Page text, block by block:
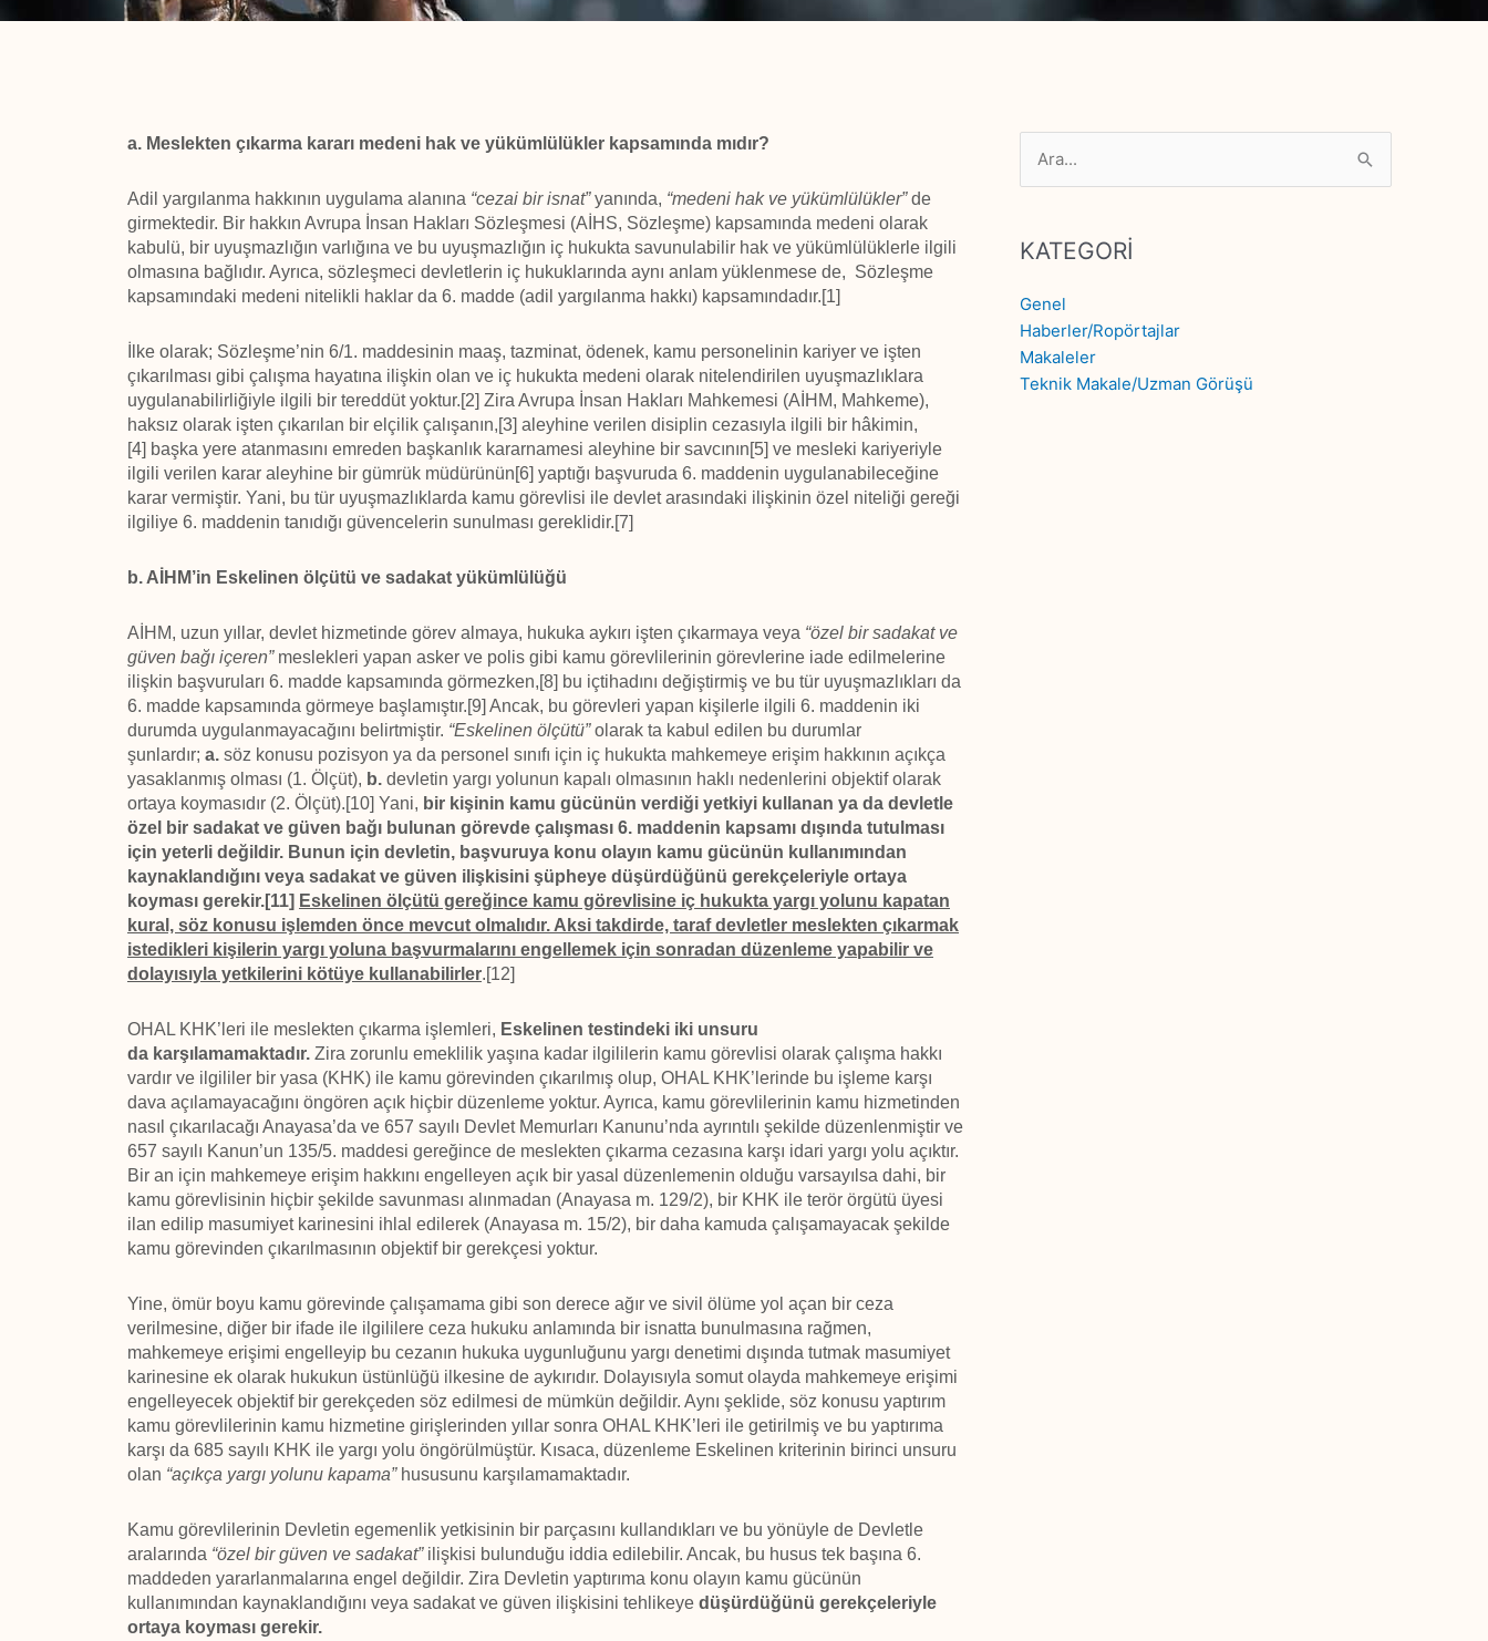
a. Meslekten çıkarma kararı medeni hak ve yükümlülükler kapsamında mıdır?
Adil yargılanma hakkının uygulama alanına “cezai bir isnat”yanında, “medeni hak ve yükümlülükler”de
girmektedir. Bir hakkın Avrupa İnsan Hakları Sözleşmesi (AİHS, Sözleşme) kapsamında medeni olarak
kabulü, bir uyuşmazlığın varlığına ve bu uyuşmazlığın iç hukukta savunulabilir hak ve yükümlülüklerle ilgili
olmasına bağlıdır. Ayrıca, sözleşmeci devletlerin iç hukuklarında aynı anlam yüklenmese de, Sözleşme
kapsamındaki medeni nitelikli haklar da 6. madde (adil yargılanma hakkı) kapsamındadır.[1]
İlke olarak; Sözleşme’nin 6/1. maddesinin maaş, tazminat, ödenek, kamu personelinin kariyer ve işten
çıkarılması gibi çalışma hayatına ilişkin olan ve iç hukukta medeni olarak nitelendirilen uyuşmazlıklara
uygulanabilirliğiyle ilgili bir tereddüt yoktur.[2] Zira Avrupa İnsan Hakları Mahkemesi (AİHM, Mahkeme),
haksız olarak işten çıkarılan bir elçilik çalışanın,[3] aleyhine verilen disiplin cezasıyla ilgili bir hâkimin,
[4] başka yere atanmasını emreden başkanlık kararnamesi aleyhine bir savcının[5] ve mesleki kariyeriyle
ilgili verilen karar aleyhine bir gümrük müdürünün[6] yaptığı başvuruda 6. maddenin uygulanabileceğine
karar vermiştir. Yani, bu tür uyuşmazlıklarda kamu görevlisi ile devlet arasındaki ilişkinin özel niteliği gereği
ilgiliye 6. maddenin tanıdığı güvencelerin sunulması gereklidir.[7]
b. AİHM’in Eskelinen ölçütü ve sadakat yükümlülüğü
AİHM, uzun yıllar, devlet hizmetinde görev almaya, hukuka aykırı işten çıkarmaya veya “özel bir sadakat ve
güven bağı içeren”meslekleri yapan asker ve polis gibi kamu görevlilerinin görevlerine iade edilmelerine
ilişkin başvuruları 6. madde kapsamında görmezken,[8] bu içtihadını değiştirmiş ve bu tür uyuşmazlıkları da
6. madde kapsamında görmeye başlamıştır.[9] Ancak, bu görevleri yapan kişilerle ilgili 6. maddenin iki
durumda uygulanmayacağını belirtmiştir. “Eskelinen ölçütü”olarak ta kabul edilen bu durumlar
şunlardır; a. söz konusu pozisyon ya da personel sınıfı için iç hukukta mahkemeye erişim hakkının açıkça
yasaklanmış olması (1. Ölçüt), b. devletin yargı yolunun kapalı olmasının haklı nedenlerini objektif olarak
ortaya koymasıdır (2. Ölçüt).[10] Yani, bir kişinin kamu gücünün verdiği yetkiyi kullanan ya da devletle
özel bir sadakat ve güven bağı bulunan görevde çalışması 6. maddenin kapsamı dışında tutulması
için yeterli değildir. Bunun için devletin, başvuruya konu olayın kamu gücünün kullanımından
kaynaklandığını veya sadakat ve güven ilişkisini şüpheye düşürdüğünü gerekçeleriyle ortaya
koyması gerekir.[11] Eskelinen ölçütü gereğince kamu görevlisine iç hukukta yargı yolunu kapatan
kural, söz konusu işlemden önce mevcut olmalıdır. Aksi takdirde, taraf devletler meslekten çıkarmak
istedikleri kişilerin yargı yoluna başvurmalarını engellemek için sonradan düzenleme yapabilir ve
dolayısıyla yetkilerini kötüye kullanabilirler.[12]
OHAL KHK’leri ile meslekten çıkarma işlemleri, Eskelinen testindeki iki unsuru
da karşılamamaktadır. Zira zorunlu emeklilik yaşına kadar ilgililerin kamu görevlisi olarak çalışma hakkı
vardır ve ilgililer bir yasa (KHK) ile kamu görevinden çıkarılmış olup, OHAL KHK’lerinde bu işleme karşı
dava açılamayacağını öngören açık hiçbir düzenleme yoktur. Ayrıca, kamu görevlilerinin kamu hizmetinden
nasıl çıkarılacağı Anayasa’da ve 657 sayılı Devlet Memurları Kanunu’nda ayrıntılı şekilde düzenlenmiştir ve
657 sayılı Kanun’un 135/5. maddesi gereğince de meslekten çıkarma cezasına karşı idari yargı yolu açıktır.
Bir an için mahkemeye erişim hakkını engelleyen açık bir yasal düzenlemenin olduğu varsayılsa dahi, bir
kamu görevlisinin hiçbir şekilde savunması alınmadan (Anayasa m. 129/2), bir KHK ile terör örgütü üyesi
ilan edilip masumiyet karinesini ihlal edilerek (Anayasa m. 15/2), bir daha kamuda çalışamayacak şekilde
kamu görevinden çıkarılmasının objektif bir gerekçesi yoktur.
Yine, ömür boyu kamu görevinde çalışamama gibi son derece ağır ve sivil ölüme yol açan bir ceza
verilmesine, diğer bir ifade ile ilgililere ceza hukuku anlamında bir isnatta bunulmasına rağmen,
mahkemeye erişimi engelleyip bu cezanın hukuka uygunluğunu yargı denetimi dışında tutmak masumiyet
karinesine ek olarak hukukun üstünlüğü ilkesine de aykırıdır. Dolayısıyla somut olayda mahkemeye erişimi
engelleyecek objektif bir gerekçeden söz edilmesi de mümkün değildir. Aynı şeklide, söz konusu yaptırım
kamu görevlilerinin kamu hizmetine girişlerinden yıllar sonra OHAL KHK’leri ile getirilmiş ve bu yaptırıma
karşı da 685 sayılı KHK ile yargı yolu öngörülmüştür. Kısaca, düzenleme Eskelinen kriterinin birinci unsuru
olan “açıkça yargı yolunu kapama”hususunu karşılamamaktadır.
Kamu görevlilerinin Devletin egemenlik yetkisinin bir parçasını kullandıkları ve bu yönüyle de Devletle
aralarında “özel bir güven ve sadakat”ilişkisi bulunduğu iddia edilebilir. Ancak, bu husus tek başına 6.
maddeden yararlanmalarına engel değildir. Zira Devletin yaptırıma konu olayın kamu gücünün
kullanımından kaynaklandığını veya sadakat ve güven ilişkisini tehlikeye düşürdüğünü gerekçeleriyle
ortaya koyması gerekir.
Search
for:
KATEGORİ
Genel
Haberler/Ropörtajlar
Makaleler
Teknik Makale/Uzman Görüşü